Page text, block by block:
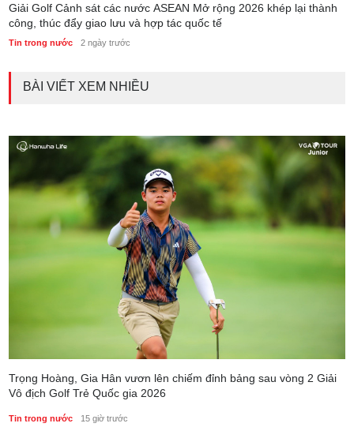
Giải Golf Cảnh sát các nước ASEAN Mở rộng 2026 khép lại thành
công, thúc đẩy giao lưu và hợp tác quốc tế
Tin trong nước 2 ngày trước
BÀI VIẾT XEM NHIỀU
Trọng Hoàng, Gia Hân vươn lên chiếm đỉnh bảng sau vòng 2 Giải
Vô địch Golf Trẻ Quốc gia 2026
Tin trong nước 15 giờ trước